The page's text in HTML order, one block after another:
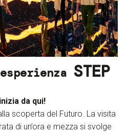
STEP
da qui!
scoperta del Futuro. La visita
di un’ora e mezza si svolge